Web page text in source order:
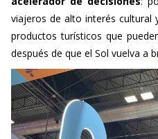
viajeros de alto interés cultural
productos turísticos que
después de que el Sol vuelva a